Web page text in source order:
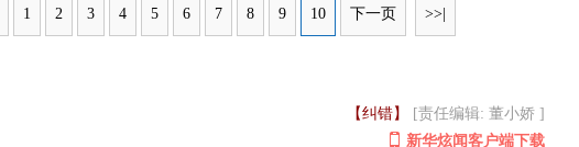
1 2 3 4 5 6 7 8 9 10 下一页 >>|
【纠错】
[责任编辑: 董小娇 ]
新华炫闻客户端下载